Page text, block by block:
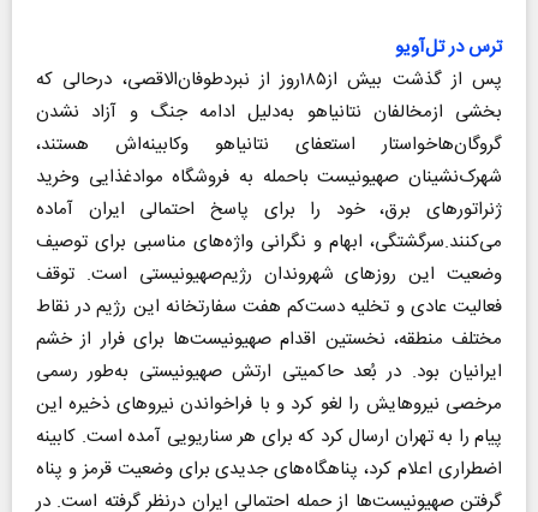
ترس در تل‌آویو
پس از گذشت بیش از۱۸۵روز از نبردطوفان‌الاقصی، درحالی که
بخشی ازمخالفان نتانیاهو به‌دلیل ادامه جنگ و آزاد نشدن
گروگان‌هاخواستار استعفای نتانیاهو وکابینه‌اش هستند،
شهرک‌نشینان صهیونیست باحمله به فروشگاه موادغذایی وخرید
ژنراتورهای برق، خود را برای پاسخ احتمالی ایران آماده
می‌کنند.سرگشتگی، ابهام و نگرانی واژه‌های مناسبی برای توصیف
وضعیت این روزهای شهروندان رژیم‌صهیونیستی است. توقف
فعالیت عادی و تخلیه دست‌کم هفت سفارتخانه این رژیم در نقاط
مختلف منطقه، نخستین اقدام صهیونیست‌ها برای فرار از خشم
ایرانیان بود. در بُعد حاکمیتی ارتش صهیونیستی به‌طور رسمی
مرخصی نیروهایش را لغو کرد و با فراخواندن نیروهای ذخیره این
پیام را به تهران ارسال کرد که برای هر سناریویی آمده است. کابینه
اضطراری اعلام کرد، پناهگاه‌های جدیدی برای وضعیت قرمز و پناه
گرفتن صهیونیست‌ها از حمله احتمالی ایران در‌نظر گرفته است. در